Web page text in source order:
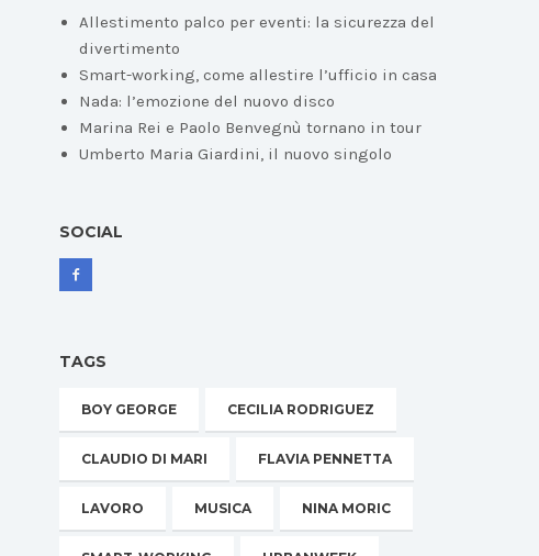
Allestimento palco per eventi: la sicurezza del
divertimento
Smart-working, come allestire l’ufficio in casa
Nada: l’emozione del nuovo disco
Marina Rei e Paolo Benvegnù tornano in tour
Umberto Maria Giardini, il nuovo singolo
SOCIAL
TAGS
BOY GEORGE CECILIA RODRIGUEZ
CLAUDIO DI MARI FLAVIA PENNETTA
LAVORO MUSICA NINA MORIC